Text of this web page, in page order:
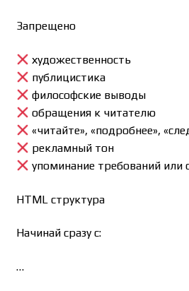
Запрещено
художественность
публицистика
философские выводы
обращения к читателю
«читайте», «подробнее»,
рекламный тон
упоминание требований или
HTML структура
Начинай сразу с:
…